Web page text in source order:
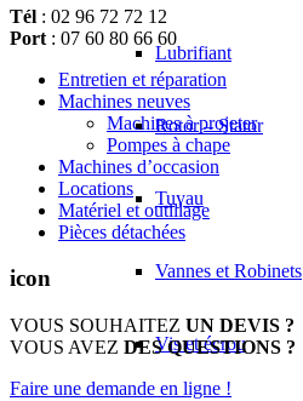
Lubrifiant
Rotor – Stator
Tuyau
Vannes et Robinets
Vis et écrou
Tél : 02 96 72 72 12
Port : 07 60 80 66 60
Entretien et réparation
Machines neuves
Machines à projeter
Pompes à chape
Machines d’occasion
Locations
Matériel et outillage
Pièces détachées
icon
VOUS SOUHAITEZ UN DEVIS ?
VOUS AVEZ DES QUESTIONS ?
Faire une demande en ligne !